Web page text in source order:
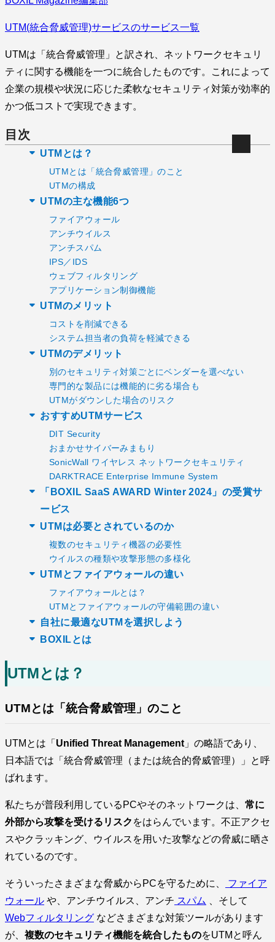
UTM(統合脅威管理)サービスのサービス一覧
UTMは「統合脅威管理」と訳され、ネットワークセキュリ
ティに関する機能を一つに統合したものです。これによって
企業の規模や状況に応じた柔軟なセキュリティ対策が効率的
かつ低コストで実現できます。
目次
UTMとは？
UTMとは「統合脅威管理」のこと
UTMの構成
UTMの主な機能6つ
ファイアウォール
アンチウイルス
アンチスパム
IPS／IDS
ウェブフィルタリング
アプリケーション制御機能
UTMのメリット
コストを削減できる
システム担当者の負荷を軽減できる
UTMのデメリット
別のセキュリティ対策ごとにベンダーを選べない
専門的な製品には機能的に劣る場合も
UTMがダウンした場合のリスク
おすすめUTMサービス
DIT Security
おまかせサイバーみまもり
SonicWall ワイヤレス ネットワークセキュリティ
DARKTRACE Enterprise Immune System
「BOXIL SaaS AWARD Winter 2024」の受賞サ
ービス
UTMは必要とされているのか
複数のセキュリティ機器の必要性
ウイルスの種類や攻撃形態の多様化
UTMとファイアウォールの違い
ファイアウォールとは？
UTMとファイアウォールの守備範囲の違い
自社に最適なUTMを選択しよう
BOXILとは
UTMとは？
UTMとは「統合脅威管理」のこと
UTMとは「 Unified Threat Management」の略語であり、
日本語では「統合脅威管理（または統合的脅威管理）」と呼
ばれます。
私たちが普段利用しているPCやそのネットワークは、 常に
外部から攻撃を受けるリスク をはらんでいます。不正アクセ
スやクラッキング、ウイルスを用いた攻撃などの脅威に晒さ
れているのです。
そういったさまざまな脅威からPCを守るために、
ファイア
ウォール や、アンチウイルス、アンチ スパム 、そして
Webフィルタリング などさまざまな対策ツールがあります
が、 複数のセキュリティ機能を統合したものをUTMと呼ん